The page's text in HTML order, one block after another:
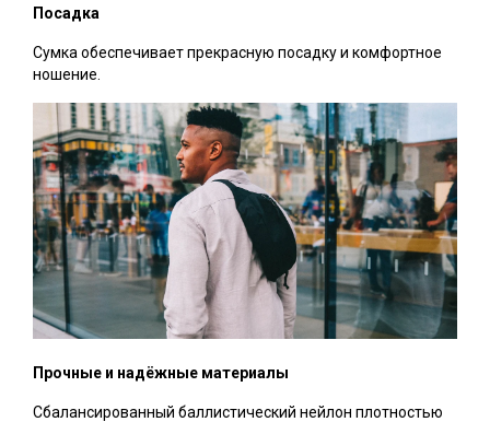
Посадка
Сумка обеспечивает прекрасную посадку и комфортное
ношение.
Прочные и надёжные материалы
Сбалансированный баллистический нейлон плотностью